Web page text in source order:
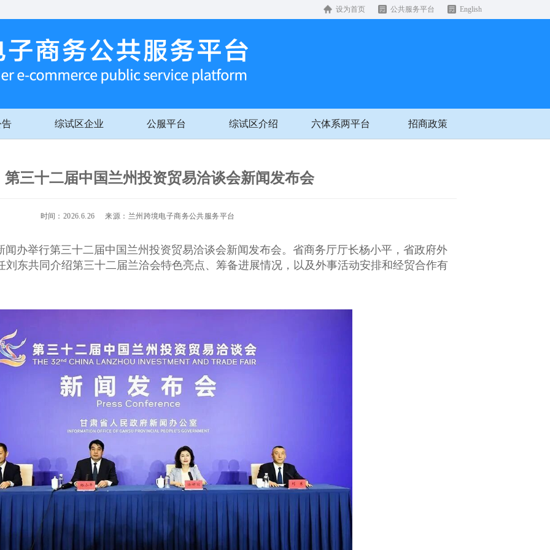
设为首页 公共服务平台 English
告 综试区企业 公服平台 综试区介绍 六体系两平台 招商政策
第三十二届中国兰州投资贸易洽谈会新闻发布会
时间：2026.6.26 来源：兰州跨境电子商务公共服务平台
举行第三十二届中国兰州投资贸易洽谈会新闻发布会。省商务厅厅长杨小平，省政府外
东共同介绍第三十二届兰洽会特色亮点、筹备进展情况，以及外事活动安排和经贸合作有